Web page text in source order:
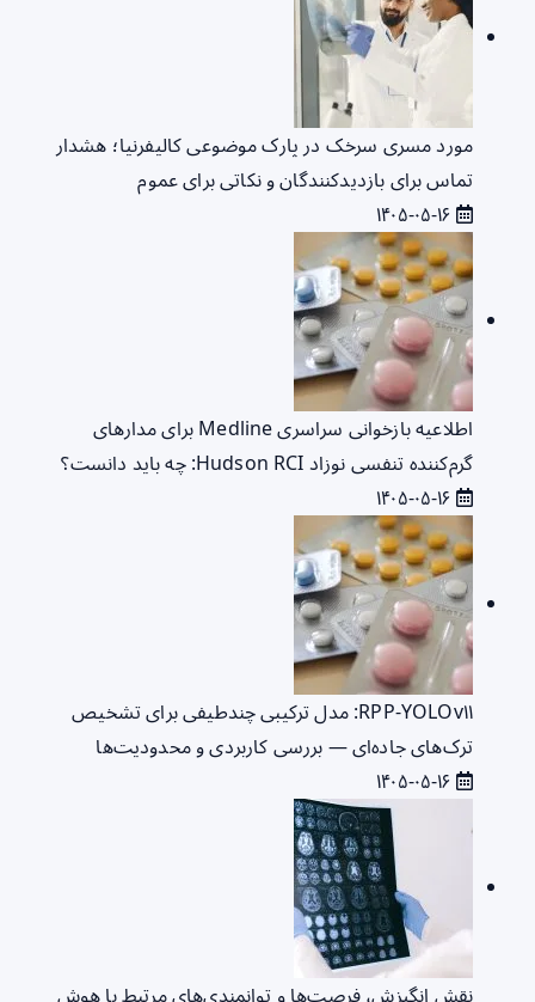
مورد مسری سرخک در پارک موضوعی کالیفرنیا؛ هشدار
تماس برای بازدیدکنندگان و نکاتی برای عموم
اطلاعیه بازخوانی سراسری Medline برای مدارهای
گرم‌کننده تنفسی نوزاد Hudson RCI: چه باید دانست؟
RPP‑YOLOv۱۱: مدل ترکیبی چندطیفی برای تشخیص
ترک‌های جاده‌ای — بررسی کاربردی و محدودیت‌ها
نقش انگیزش، فرصت‌ها و توانمندی‌های مرتبط با هوش